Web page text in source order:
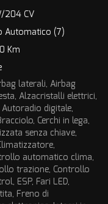
204 CV
Automatico (7)
Km
laterali, Airbag
Alzacristalli elettrici,
digitale,
Cerchi in lega,
senza chiave,
automatico clima,
trazione, Controllo
ESP, Fari LED,
Freno di